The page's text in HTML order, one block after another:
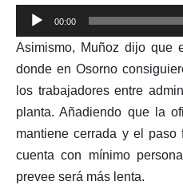
Reproductor
de
audio
00:00
Asimismo, Muñoz dijo que
donde en Osorno
los trabajadores entre
planta. Añadiendo que la
mantiene cerrada y el paso
cuenta con mínimo
prevee será más lenta.